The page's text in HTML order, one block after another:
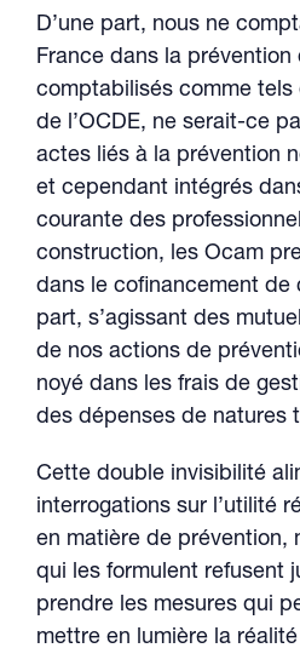
D’une part, nous ne
France dans la
comptabilisés comme tels
de l’OCDE, ne serait-ce
actes liés à la prévention
et cependant intégrés
courante des
construction, les Ocam
dans le cofinancement de
part, s’agissant des
de nos actions de
noyé dans les frais de
des dépenses de natures
Cette double invisibilité
interrogations sur l’utilité
en matière de prévention,
qui les formulent refusent
prendre les mesures qui
mettre en lumière la